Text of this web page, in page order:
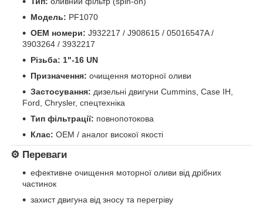
Модель: PF1070
OEM номери: J932217 / J908615 / 05016547A /
3903264 / 3932217
Різьба: 1"-16 UN
Призначення: очищення моторної оливи
Застосування: дизельні двигуни Cummins, Case IH,
Ford, Chrysler, спецтехніка
Тип фільтрації: повнопотокова
Клас: OEM / аналог високої якості
⚙️ Переваги
ефективне очищення моторної оливи від дрібних
частинок
захист двигуна від зносу та перегріву